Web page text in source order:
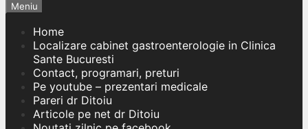
Meniu
Home
Localizare cabinet gastroenterologie in Clinica
Sante Bucuresti
Contact, programari, preturi
Pe youtube – prezentari medicale
Pareri dr Ditoiu
Articole pe net dr Ditoiu